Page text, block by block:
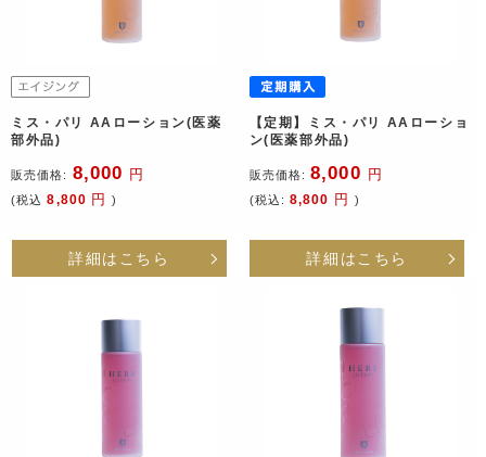
ミス・パリ AAローション(医薬
部外品)
販売価格: 8,000 円
(税込 8,800 円)
詳細はこちら
【定期】ミス・パリ AAローショ
ン(医薬部外品)
販売価格: 8,000 円
(税込: 8,800 円 )
詳細はこちら